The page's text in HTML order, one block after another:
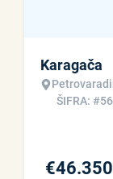
Karagača
ŠIFRA:
€46.350